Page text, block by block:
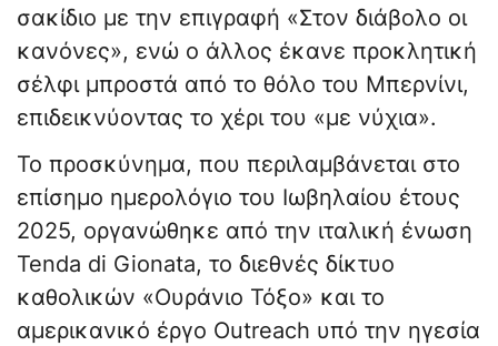
σακίδιο με την επιγραφή «Στον διάβολο οι
κανόνες», ενώ ο άλλος έκανε προκλητική
σέλφι μπροστά από το θόλο του Μπερνίνι,
επιδεικνύοντας το χέρι του «με νύχια».
Το προσκύνημα, που περιλαμβάνεται στο
επίσημο ημερολόγιο του Ιωβηλαίου έτους
2025, οργανώθηκε από την ιταλική ένωση
Tenda di Gionata, το διεθνές δίκτυο
καθολικών «Ουράνιο Τόξο» και το
αμερικανικό έργο Outreach υπό την ηγεσία